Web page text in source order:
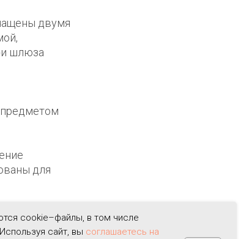
cookie–файлы, в том числе
сайт, вы соглашаетесь на
двумя
шлюза
для
которые